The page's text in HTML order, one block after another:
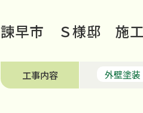
諫早市 Ｓ様邸 施
工事内容 外壁塗装